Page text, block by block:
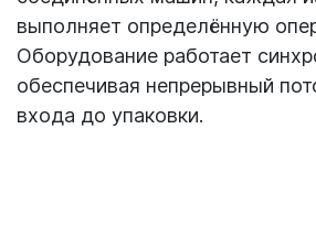
выполняет определённую
Оборудование работает
обеспечивая непрерывный
входа до упаковки.